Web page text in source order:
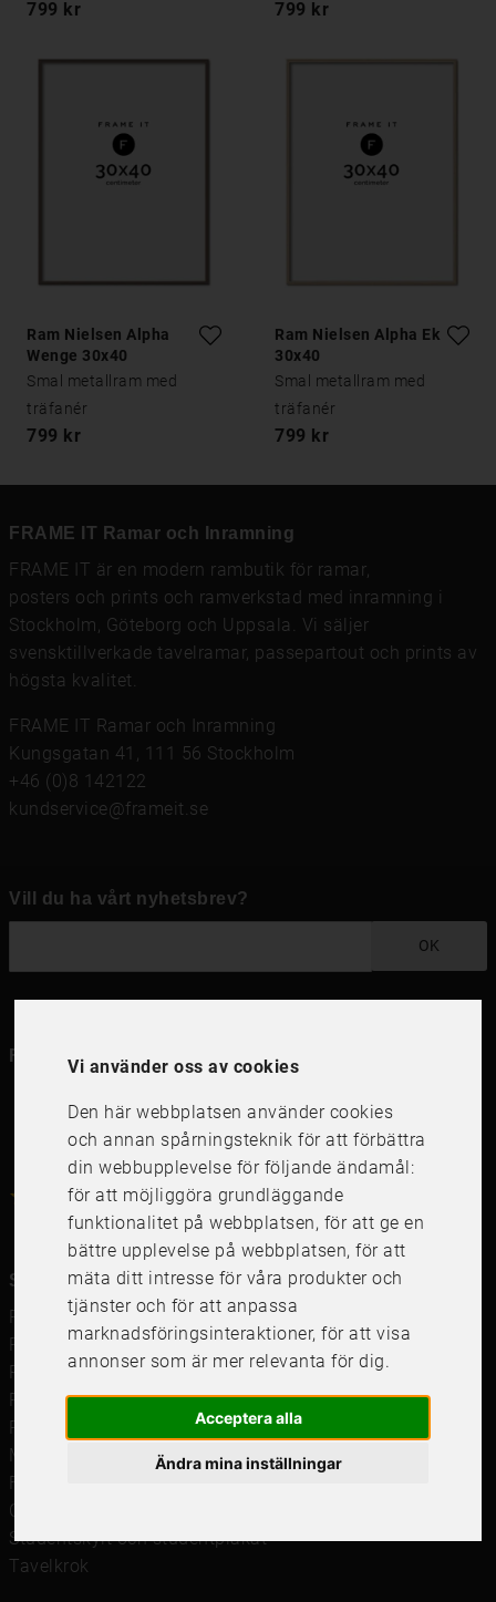
Vi använder oss av cookies
Den här webbplatsen använder cookies
och annan spårningsteknik för att förbättra
din webbupplevelse för följande ändamål:
för att möjliggöra grundläggande
funktionalitet på webbplatsen, för att ge en
bättre upplevelse på webbplatsen,för att
mäta ditt intresse för våra produkter och
tjänster och för att anpassa
marknadsföringsinteraktioner,för att visa
annonser som är mer relevanta för dig.
Acceptera alla
Ändra mina inställningar
799 kr 799 kr
Ram Nielsen Alpha
Wenge 30x40
Smal metallram med
träfanér
799 kr
Ram Nielsen Alpha Ek
30x40
Smal metallram med
träfanér
799 kr
FRAME IT Ramar och Inramning
FRAME IT är en modern rambutik för ramar
posters och prints och ramverkstad med inramning i
Stockholm, Göteborg och Uppsala. Vi säljer
svensktillverkade tavelramar, passepartout och prints av
högsta kvalitet.
FRAME IT Ramar och Inramning
Kungsgatan 41, 111 56 Stockholm
+46 (0)8 142122
kundservice@frameit.se
Vill du ha vårt nyhetsbrev?
OK
Följ oss i dina kanaler
4.64.6 / 5 1000 +Recensioner
Snabblänkar
Ramar
Ramar till Samsung The Frame
Ramverkstad & inramning
Passepartout
Posters
Måttbeställd passepartout
Framkalla bilder
Canvastavla
Studentskylt och studentplakat
Tavelkrok